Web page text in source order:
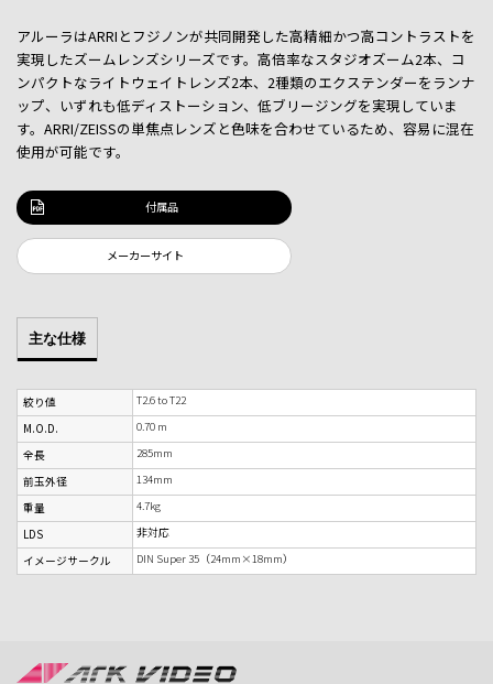
アルーラはARRIとフジノンが共同開発した高精細かつ高コントラストを
実現したズームレンズシリーズです。高倍率なスタジオズーム2本、コ
ンパクトなライトウェイトレンズ2本、2種類のエクステンダーをランナ
ップ、いずれも低ディストーション、低ブリージングを実現していま
す。ARRI/ZEISSの単焦点レンズと色味を合わせているため、容易に混在
使用が可能です。
付属品
メーカーサイト
主な仕様
絞り値
T2.6 to T22
M.O.D.
0.70 m
全長
285mm
前玉外径
134mm
重量
4.7kg
LDS
非対応
イメージサークル
DIN Super 35（24mm×18mm）